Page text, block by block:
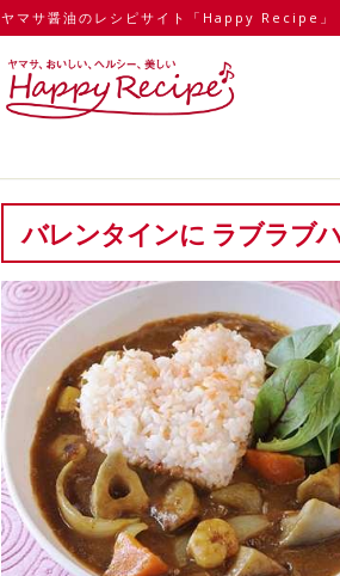
ヤマサ醤油のレシピサイト「Happy Recipe」
バレンタインに ラブラブ